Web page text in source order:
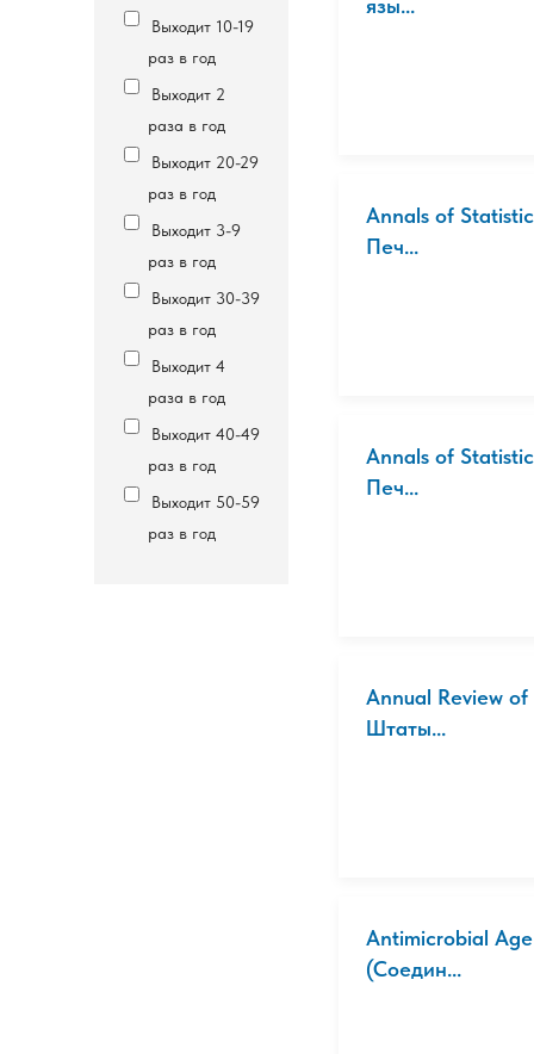
Выходит 10-19
раз в год
Выходит 2
раза в год
Выходит 20-29
раз в год
Выходит 3-9
раз в год
Выходит 30-39
раз в год
Выходит 4
раза в год
Выходит 40-49
раз в год
Выходит 50-59
раз в год
язы...
Annals of
Печ...
Annals of
Печ...
Annual Review
Штаты...
Antimicrobial
(Соедин...